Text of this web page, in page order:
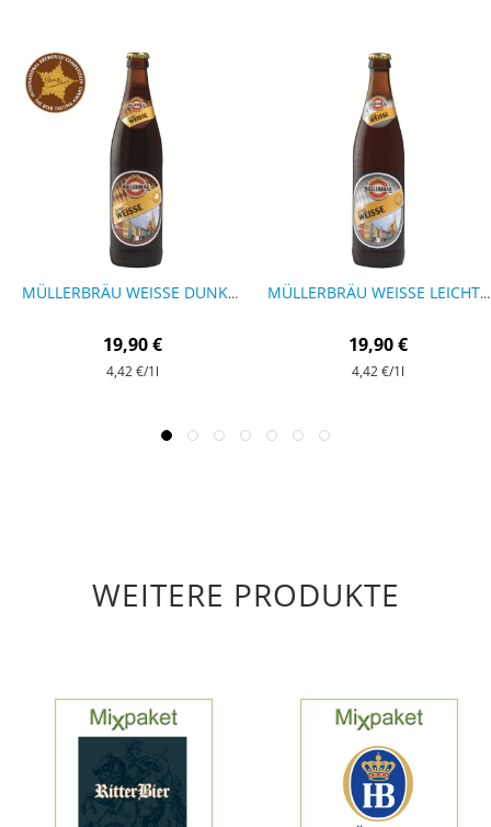
MÜLLERBRÄU WEISSE DUNKEL - 9 FLASCHEN
19,90 €
4,42 €/1l
MÜLLERBRÄU WEISSE LEICHT - 9 FLASCHEN
19,90 €
4,42 €/1l
WEITERE PRODUKTE